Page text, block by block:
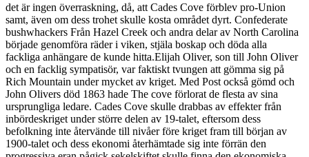
det är ingen överraskning, då, att Cades Cove förblev pro-Union
samt, även om dess trohet skulle kosta området dyrt. Confederate
bushwhackers Från Hazel Creek och andra delar av North Carolina
började genomföra räder i viken, stjäla boskap och döda alla
fackliga anhängare de kunde hitta.Elijah Oliver, son till John Oliver
och en facklig sympatisör, var faktiskt tvungen att gömma sig på
Rich Mountain under mycket av kriget. Med Post också gömd och
John Olivers död 1863 hade The cove förlorat de flesta av sina
ursprungliga ledare. Cades Cove skulle drabbas av effekter från
inbördeskriget under större delen av 19-talet, eftersom dess
befolkning inte återvände till nivåer före kriget fram till början av
1900-talet och dess ekonomi återhämtade sig inte förrän den